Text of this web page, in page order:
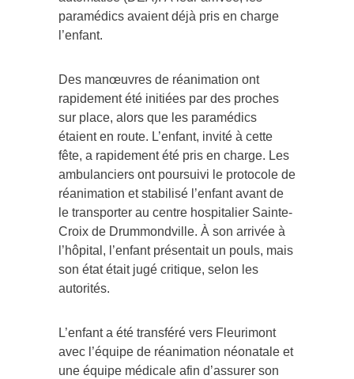
paramédics avaient déjà pris en charge
l’enfant.
Des manœuvres de réanimation ont
rapidement été initiées par des proches
sur place, alors que les paramédics
étaient en route. L’enfant, invité à cette
fête, a rapidement été pris en charge. Les
ambulanciers ont poursuivi le protocole de
réanimation et stabilisé l’enfant avant de
le transporter au centre hospitalier Sainte-
Croix de Drummondville. À son arrivée à
l’hôpital, l’enfant présentait un pouls, mais
son état était jugé critique, selon les
autorités.
L’enfant a été transféré vers Fleurimont
avec l’équipe de réanimation néonatale et
une équipe médicale afin d’assurer son